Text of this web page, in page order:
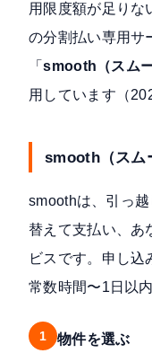
用限度額が足りな
の分割払い専用サ
「smooth（スムー
用しています （
smooth（スム
smoothは、引っ
替えて支払い、あ
ビスです。申し込
常数時間〜1日以
1 物件を選ぶ